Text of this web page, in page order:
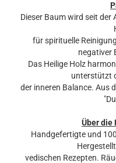
Dieser Baum wird seit der
für spirituelle
negativer
Das Heilige Holz
unterstützt
der inneren Balance. Aus
Über die
Handgefertigte und
vedischen Rezepten.